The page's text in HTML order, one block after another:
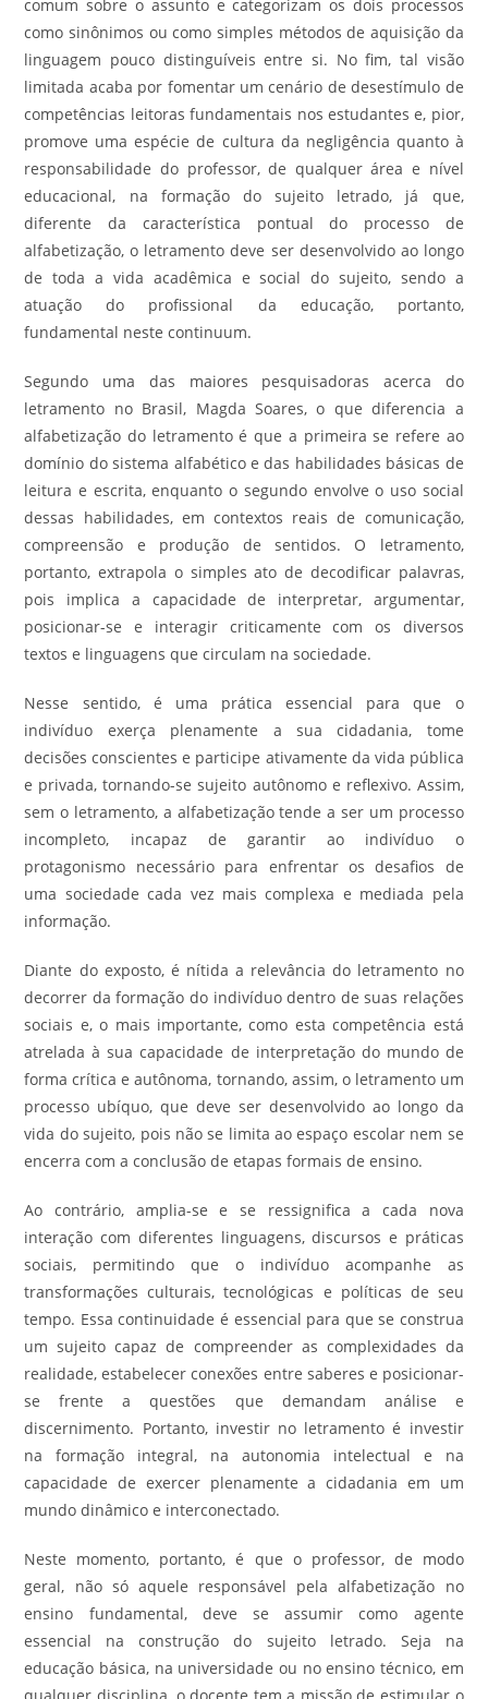
comum sobre o assunto e categorizam os dois processos
como sinônimos ou como simples métodos de aquisição da
linguagem pouco distinguíveis entre si. No fim, tal visão
limitada acaba por fomentar um cenário de desestímulo de
competências leitoras fundamentais nos estudantes e, pior,
promove uma espécie de cultura da negligência quanto à
responsabilidade do professor, de qualquer área e nível
educacional, na formação do sujeito letrado, já que,
diferente da característica pontual do processo de
alfabetização, o letramento deve ser desenvolvido ao longo
de toda a vida acadêmica e social do sujeito, sendo a
atuação do profissional da educação, portanto,
fundamental neste continuum.
Segundo uma das maiores pesquisadoras acerca do
letramento no Brasil, Magda Soares, o que diferencia a
alfabetização do letramento é que a primeira se refere ao
domínio do sistema alfabético e das habilidades básicas de
leitura e escrita, enquanto o segundo envolve o uso social
dessas habilidades, em contextos reais de comunicação,
compreensão e produção de sentidos. O letramento,
portanto, extrapola o simples ato de decodificar palavras,
pois implica a capacidade de interpretar, argumentar,
posicionar-se e interagir criticamente com os diversos
textos e linguagens que circulam na sociedade.
Nesse sentido, é uma prática essencial para que o
indivíduo exerça plenamente a sua cidadania, tome
decisões conscientes e participe ativamente da vida pública
e privada, tornando-se sujeito autônomo e reflexivo. Assim,
sem o letramento, a alfabetização tende a ser um processo
incompleto, incapaz de garantir ao indivíduo o
protagonismo necessário para enfrentar os desafios de
uma sociedade cada vez mais complexa e mediada pela
informação.
Diante do exposto, é nítida a relevância do letramento no
decorrer da formação do indivíduo dentro de suas relações
sociais e, o mais importante, como esta competência está
atrelada à sua capacidade de interpretação do mundo de
forma crítica e autônoma, tornando, assim, o letramento um
processo ubíquo, que deve ser desenvolvido ao longo da
vida do sujeito, pois não se limita ao espaço escolar nem se
encerra com a conclusão de etapas formais de ensino.
Ao contrário, amplia-se e se ressignifica a cada nova
interação com diferentes linguagens, discursos e práticas
sociais, permitindo que o indivíduo acompanhe as
transformações culturais, tecnológicas e políticas de seu
tempo. Essa continuidade é essencial para que se construa
um sujeito capaz de compreender as complexidades da
realidade, estabelecer conexões entre saberes e posicionar-
se frente a questões que demandam análise e
discernimento. Portanto, investir no letramento é investir
na formação integral, na autonomia intelectual e na
capacidade de exercer plenamente a cidadania em um
mundo dinâmico e interconectado.
Neste momento, portanto, é que o professor, de modo
geral, não só aquele responsável pela alfabetização no
ensino fundamental, deve se assumir como agente
essencial na construção do sujeito letrado. Seja na
educação básica, na universidade ou no ensino técnico, em